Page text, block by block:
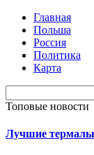
Главная
Польша
Россия
Политика
Карта
Топовые новости
Лучшие